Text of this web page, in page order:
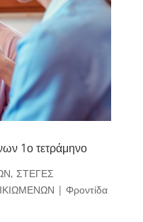
1ο τετράμηνο
, ΣΤΕΓΕΣ
| Φροντίδα